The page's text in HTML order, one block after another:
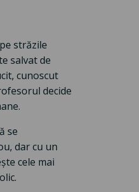
străzile
salvat de
cunoscut
decide
se
dar cu un
cele mai